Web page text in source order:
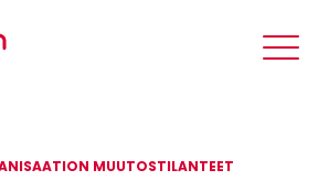
MUUTOSTILANTEET